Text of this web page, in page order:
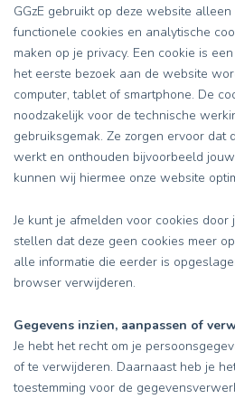
GGzE gebruikt op deze website
functionele cookies en analytische
maken op je privacy. Een cookie is
het eerste bezoek aan de website
computer, tablet of smartphone. De
noodzakelijk voor de technische
gebruiksgemak. Ze zorgen ervoor dat
werkt en onthouden bijvoorbeeld
kunnen wij hiermee onze website
Je kunt je afmelden voor cookies
stellen dat deze geen cookies meer
alle informatie die eerder is
browser verwijderen.
Gegevens inzien, aanpassen of
Je hebt het recht om je
of te verwijderen. Daarnaast heb je
toestemming voor de